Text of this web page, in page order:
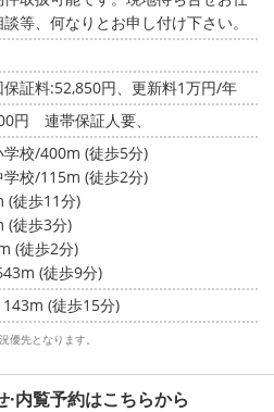
等、何なりとお申し付け下さい。
証料:52,850円、更新料1万円/年
円
連帯保証人要、
校/400m (徒歩5分)
校/115m (徒歩2分)
(徒歩11分)
(徒歩3分)
(徒歩2分)
(徒歩9分)
(徒歩15分)
優先となります。
·内覧予約はこちらから